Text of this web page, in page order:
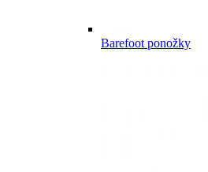
Barefoot ponožky